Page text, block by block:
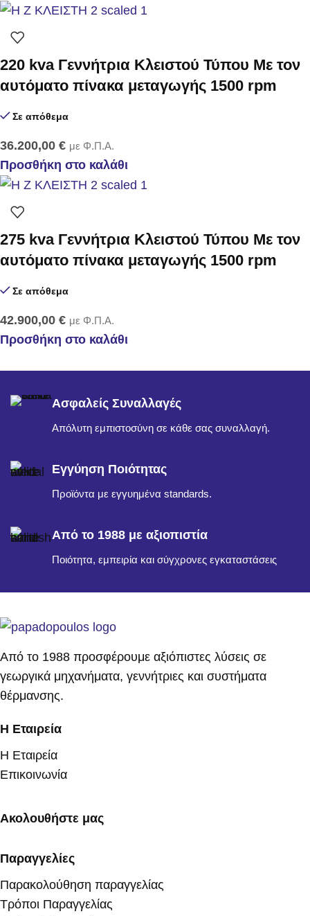
220 kva Γεννήτρια Κλειστού Τύπου Με τον
αυτόματο πίνακα μεταγωγής 1500 rpm
Σε απόθεμα
36.200,00 € με Φ.Π.Α.
Προσθήκη στο καλάθι
275 kva Γεννήτρια Κλειστού Τύπου Με τον
αυτόματο πίνακα μεταγωγής 1500 rpm
Σε απόθεμα
42.900,00 € με Φ.Π.Α.
Προσθήκη στο καλάθι
Ασφαλείς Συναλλαγές
Απόλυτη εμπιστοσύνη σε κάθε σας συναλλαγή.
Εγγύηση Ποιότητας
Προϊόντα με εγγυημένα standards.
Από το 1988 με αξιοπιστία
Ποιότητα, εμπειρία και σύγχρονες εγκαταστάσεις
Από το 1988 προσφέρουμε αξιόπιστες λύσεις σε
γεωργικά μηχανήματα, γεννήτριες και συστήματα
θέρμανσης.
Η Εταιρεία
Η Εταιρεία
Επικοινωνία
Ακολουθήστε μας
Παραγγελίες
Παρακολούθηση παραγγελίας
Τρόποι Παραγγελίας